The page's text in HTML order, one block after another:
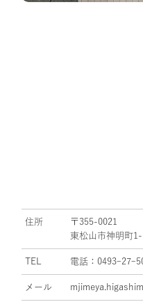
住所
〒355-0021
東松山市神明町
TEL 電話：0493ｰ27ｰ
メール